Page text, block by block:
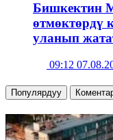
Бишкектин
өтмөктөрдү
уланып
09:12
Популярдуу